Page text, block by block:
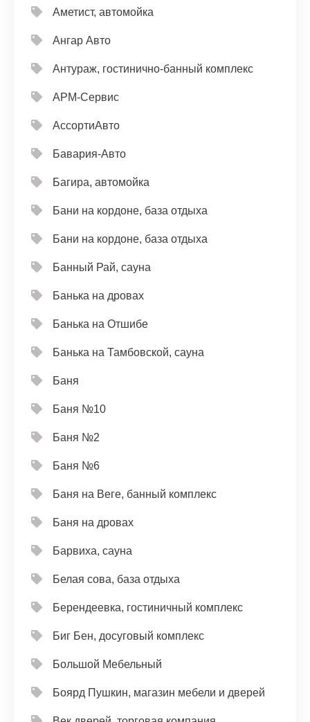
Аметист, автомойка
Ангар Авто
Антураж, гостинично-банный комплекс
АРМ-Сервис
АссортиАвто
Бавария-Авто
Багира, автомойка
Бани на кордоне, база отдыха
Бани на кордоне, база отдыха
Банный Рай, сауна
Банька на дровах
Банька на Отшибе
Банька на Тамбовской, сауна
Баня
Баня №10
Баня №2
Баня №6
Баня на Веге, банный комплекс
Баня на дровах
Барвиха, сауна
Белая сова, база отдыха
Берендеевка, гостиничный комплекс
Биг Бен, досуговый комплекс
Большой Мебельный
Боярд Пушкин, магазин мебели и дверей